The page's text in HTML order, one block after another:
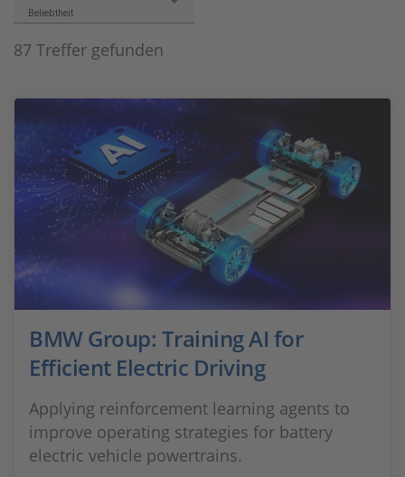
87 Treffer gefunden
Beliebtheit
BMW Group: Training AI for
Efficient Electric Driving
Applying reinforcement learning agents to
improve operating strategies for battery
electric vehicle powertrains.